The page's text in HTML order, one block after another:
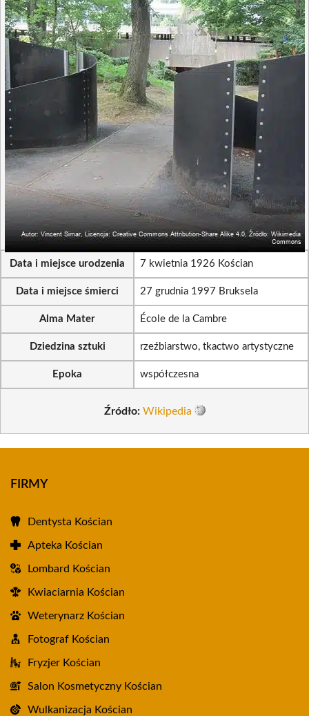
Data i miejsce urodzenia 7 kwietnia 1926 Kościan
Data i miejsce śmierci 27 grudnia 1997 Bruksela
Alma Mater École de la Cambre
Dziedzina sztuki rzeźbiarstwo, tkactwo artystyczne
Epoka współczesna
Źródło: Wikipedia
FIRMY
Dentysta Kościan
Apteka Kościan
Lombard Kościan
Kwiaciarnia Kościan
Weterynarz Kościan
Fotograf Kościan
Fryzjer Kościan
Salon Kosmetyczny Kościan
Wulkanizacja Kościan